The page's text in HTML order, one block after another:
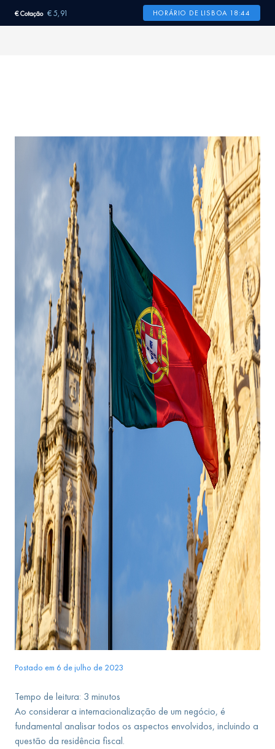
€ Cotação € 5,91 HORÁRIO DE LISBOA 18:44
Postado em 6 de julho de 2023
Tempo de leitura: 3 minutos
Ao considerar a internacionalização de um negócio, é
fundamental analisar todos os aspectos envolvidos, incluindo a
questão da residência fiscal.